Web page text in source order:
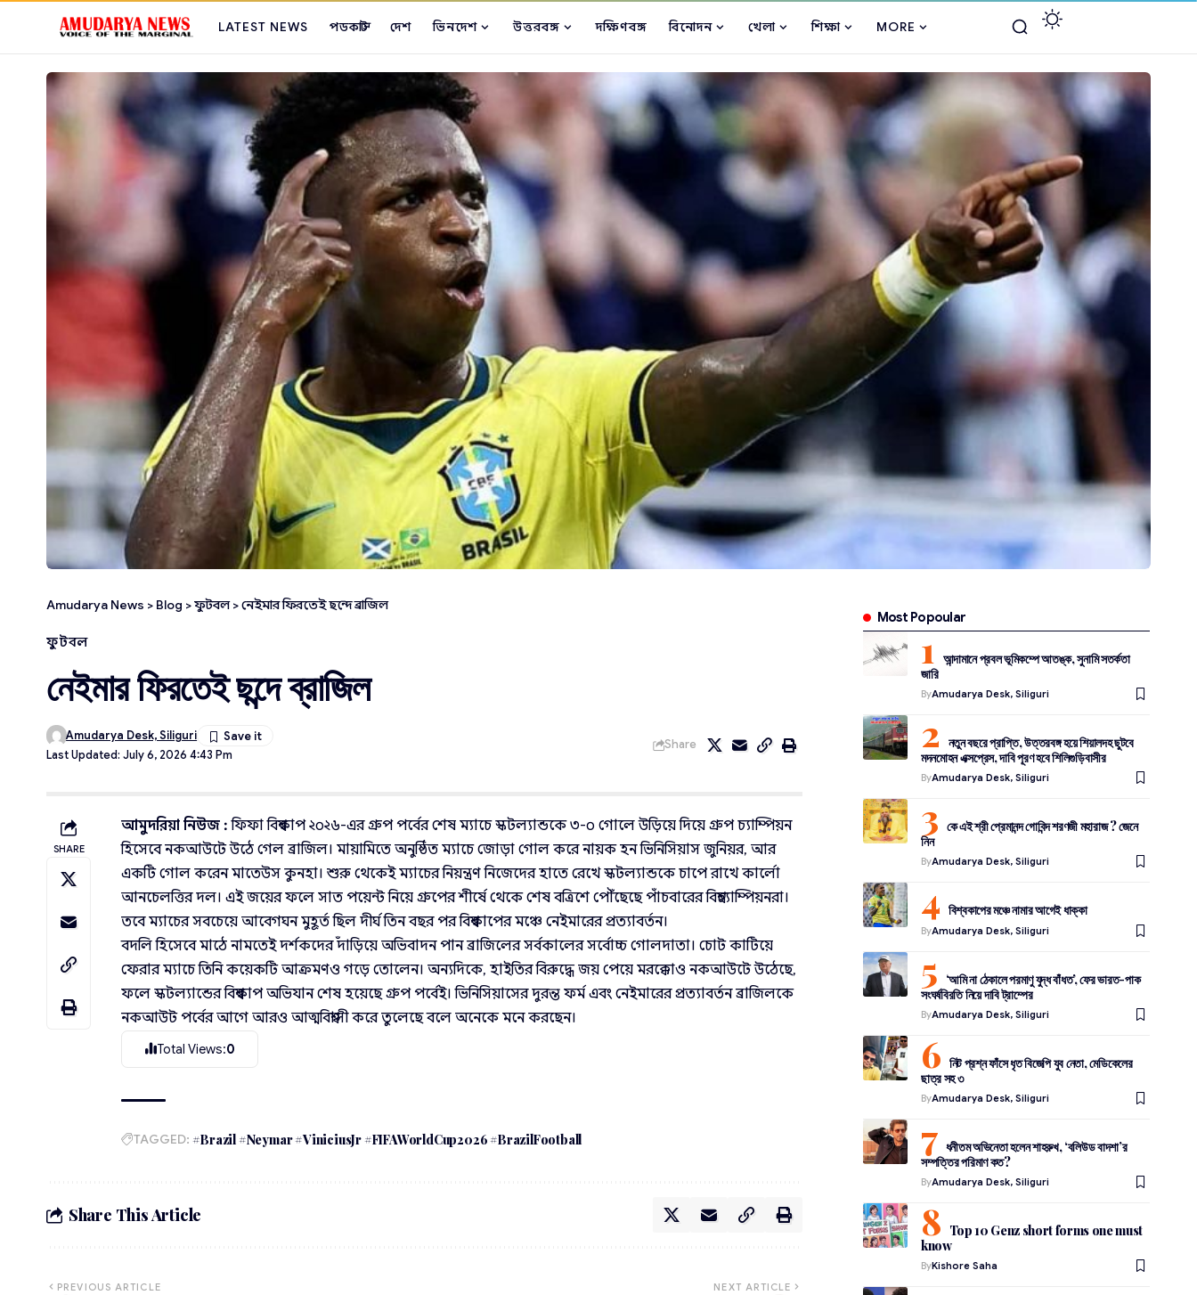
LATEST NEWS পডকাস্ট দেশ ভিনদেশ উত্তরবঙ্গ দক্ষিণবঙ্গ বিনোদন খেলা শিক্ষা MORE
Amudarya News > Blog >ফুটবল>নেইমার ফিরতেই ছন্দে ব্রাজিল
ফুটবল
নেইমার ফিরতেই ছন্দে ব্রাজিল
Last Updated: July 6, 2026 4:43 Pm
Amudarya Desk, Siliguri
Share
SHARE
আমুদরিয়া নিউজ : ফিফা বিশ্বকাপ ২০২৬-এর গ্রুপ পর্বের শেষ ম্যাচে স্কটল্যান্ডকে ৩-০ গোলে উড়িয়ে দিয়ে গ্রুপ চ্যাম্পিয়ন
হিসেবে নকআউটে উঠে গেল ব্রাজিল। মায়ামিতে অনুষ্ঠিত ম্যাচে জোড়া গোল করে নায়ক হন ভিনিসিয়াস জুনিয়র, আর
একটি গোল করেন মাতেউস কুনহা। শুরু থেকেই ম্যাচের নিয়ন্ত্রণ নিজেদের হাতে রেখে স্কটল্যান্ডকে চাপে রাখে কার্লো
আনচেলত্তির দল। এই জয়ের ফলে সাত পয়েন্ট নিয়ে গ্রুপের শীর্ষে থেকে শেষ বত্রিশে পৌঁছেছে পাঁচবারের বিশ্বচ্যাম্পিয়নরা।
তবে ম্যাচের সবচেয়ে আবেগঘন মুহূর্ত ছিল দীর্ঘ তিন বছর পর বিশ্বকাপের মঞ্চে নেইমারের প্রত্যাবর্তন।
বদলি হিসেবে মাঠে নামতেই দর্শকদের দাঁড়িয়ে অভিবাদন পান ব্রাজিলের সর্বকালের সর্বোচ্চ গোলদাতা। চোট কাটিয়ে
ফেরার ম্যাচে তিনি কয়েকটি আক্রমণও গড়ে তোলেন। অন্যদিকে, হাইতির বিরুদ্ধে জয় পেয়ে মরক্কোও নকআউটে উঠেছে,
ফলে স্কটল্যান্ডের বিশ্বকাপ অভিযান শেষ হয়েছে গ্রুপ পর্বেই। ভিনিসিয়াসের দুরন্ত ফর্ম এবং নেইমারের প্রত্যাবর্তন ব্রাজিলকে
নকআউট পর্বের আগে আরও আত্মবিশ্বাসী করে তুলেছে বলে অনেকে মনে করছেন।
Total Views:0
TAGGED: #Brazil #Neymar #ViniciusJr #FIFAWorldCup2026 #BrazilFootball
Share This Article
PREVIOUS ARTICLE NEXT ARTICLE
Most Popoular
আন্দামানে প্রবল ভূমিকম্পে আতঙ্ক, সুনামি সতর্কতা
জারি
ByAmudarya Desk, Siliguri
নতুন বছরে প্রাপ্তি, উত্তরবঙ্গ হয়ে শিয়ালদহ ছুটবে
মদনমোহন এক্সপ্রেস, দাবি পূরণ হবে শিলিগুড়িবাসীর
ByAmudarya Desk, Siliguri
কে এই শ্রী প্রেমানন্দ গোবিন্দ শরণজী মহারাজ ? জেনে
নিন
ByAmudarya Desk, Siliguri
বিশ্বকাপের মঞ্চে নামার আগেই ধাক্কা
ByAmudarya Desk, Siliguri
‘আমি না ঠেকালে পরমাণু যুদ্ধ বাঁধত’, ফের ভারত-পাক
সংঘর্ষবিরতি নিয়ে দাবি ট্রাম্পের
ByAmudarya Desk, Siliguri
নিট প্রশ্ন ফাঁসে ধৃত বিজেপি যুব নেতা, মেডিকেলের
ছাত্র সহ ৩
ByAmudarya Desk, Siliguri
ধনীতম অভিনেতা হলেন শাহরুখ, ‘বলিউড বাদশা’র
সম্পত্তির পরিমাণ কত?
ByAmudarya Desk, Siliguri
Top 10 Genz short forms one must
know
ByKishore Saha